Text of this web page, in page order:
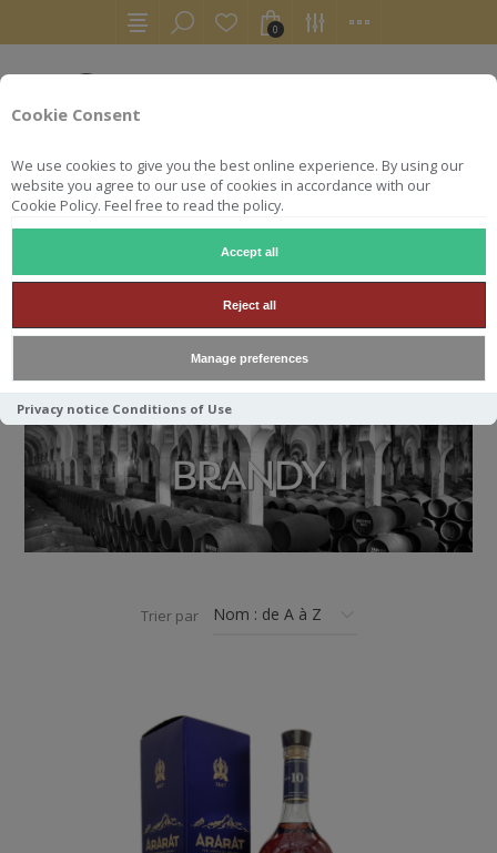
Cookie Consent
We use cookies to give you the best online experience. By using our
website you agree to our use of cookies in accordance with our
Cookie Policy. Feel free to read the policy.
Accept all
Reject all
Manage preferences
Privacy notice Conditions of Use
0
ACCUEIL AUTRES BRANDY
BRANDY
Trier par